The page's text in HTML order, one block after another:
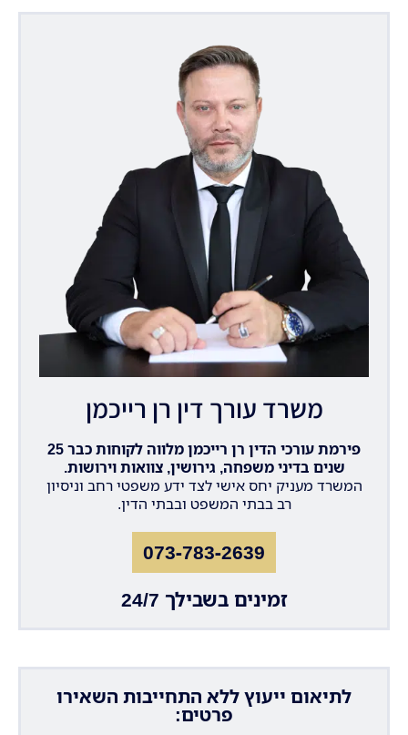
משרד עורך דין רן רייכמן
פירמת עורכי הדין רן רייכמן מלווה לקוחות כבר 25
שנים בדיני משפחה, גירושין, צוואות וירושות.
המשרד מעניק יחס אישי לצד ידע משפטי רחב וניסיון
רב בבתי המשפט ובבתי הדין.
073-783-2639
זמינים בשבילך 24/7
לתיאום ייעוץ ללא התחייבות השאירו
פרטים: